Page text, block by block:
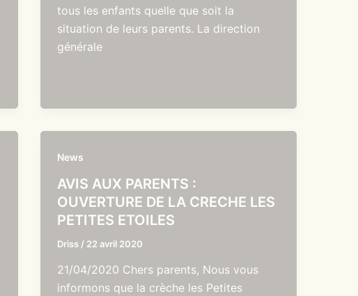
tous les enfants quelle que soit la
situation de leurs parents. La direction
générale
News
AVIS AUX PARENTS :
OUVERTURE DE LA CRECHE LES
PETITES ETOILES
Driss / 22 avril 2020
21/04/2020 Chers parents, Nous vous
informons que la crèche les Petites